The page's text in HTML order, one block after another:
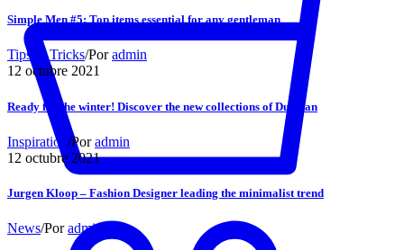
Simple Men #5: Top items essential for any gentleman
Tips & Tricks/Poradmin
12 octubre 2021
Ready for the winter! Discover the new collections of Durotan
Inspiration /Poradmin
12 octubre 2021
Jurgen Kloop – Fashion Designer leading the minimalist trend
News/Poradmin